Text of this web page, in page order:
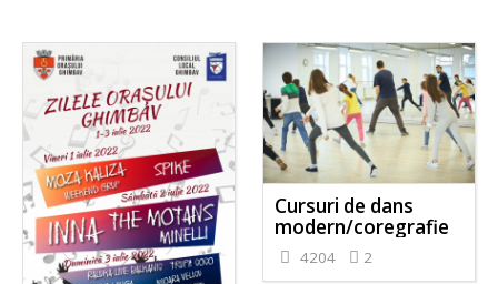
Cursuri de dans
modern/coregrafie
4204 2